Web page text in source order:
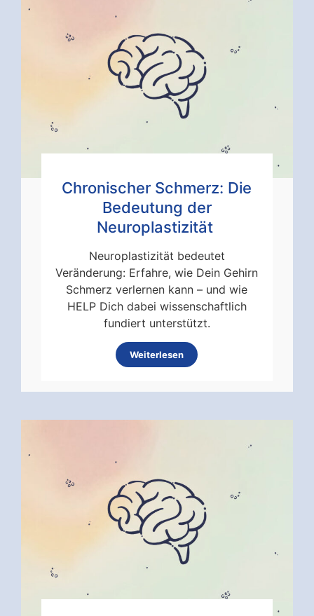
Chronischer Schmerz: Die
Bedeutung der
Neuroplastizität
Neuroplastizität bedeutet
Veränderung: Erfahre, wie Dein Gehirn
Schmerz verlernen kann – und wie
HELP Dich dabei wissenschaftlich
fundiert unterstützt.
Weiterlesen